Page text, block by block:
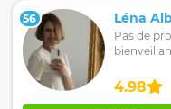
56 Léna
Pas de
4.98